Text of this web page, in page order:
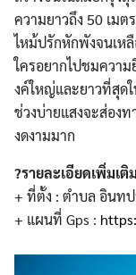
Search
ความยาวถึง 50 เม
ไหม้ปรักหักพังจนเห
ใครอยากไปชมควา
งค์ใหญ่และยาวที่สุด
ช่วงบ่ายแสงจะส่องท
งดงามมาก
?รายละเอียดเพิ่มเติม
+ ที่ตั้ง : ตำบล อินทป
+ แผนที่ Gps :